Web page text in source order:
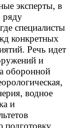
эксперты, в
ряду
специалисты
конкретных
Речь идет
и
оборонной
водное
и